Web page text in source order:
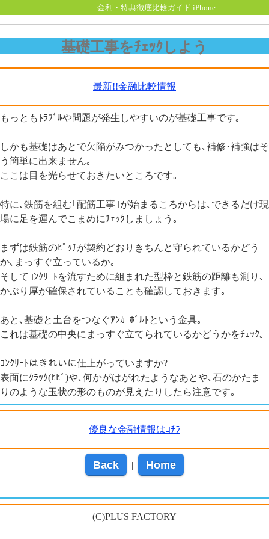
金利・特典徹底比較ガイド iPhone
基礎工事をﾁｪｯｸしよう
最新!!金融比較情報
もっともﾄﾗﾌﾞﾙや問題が発生しやすいのが基礎工事です｡
しかも基礎はあとで欠陥がみつかったとしても､補修･補強はそ
う簡単に出来ません｡
ここは目を光らせておきたいところです｡
特に､鉄筋を組む｢配筋工事｣が始まるころからは､できるだけ現
場に足を運んでこまめにﾁｪｯｸしましょう｡
まずは鉄筋のﾋﾟｯﾁが契約どおりきちんと守られているかどう
か､まっすぐ立っているか｡
そしてｺﾝｸﾘｰﾄを流すために組まれた型枠と鉄筋の距離も測り､
かぶり厚が確保されていることも確認しておきます｡
あと､基礎と土台をつなぐｱﾝｶｰﾎﾞﾙﾄという金具｡
これは基礎の中央にまっすぐ立てられているかどうかをﾁｪｯｸ｡
ｺﾝｸﾘｰﾄはきれいに仕上がっていますか?
表面にｸﾗｯｸ(ﾋﾋﾞ)や､何かがはがれたようなあとや､石のかたま
りのような玉状の形のものが見えたりしたら注意です｡
優良な金融情報はｺﾁﾗ
Back | Home
(C)PLUS FACTORY